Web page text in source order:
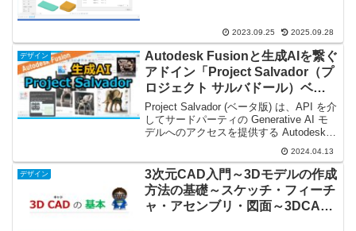
2023.09.25 2025.09.28
デザイン
Autodesk Fusionと生成AIを繋ぐ
アドイン「Project Salvador（プ
ロジェクト サルバドール）ベー
タ版」を使ってみた！
Project Salvador (ベータ版) は、API を介
してサードパーティの Generative AI モ
デルへのアクセスを提供する Autodesk
Fusion へのプラグイン機能です。 Fusion
2024.04.13
デザイン
3次元CAD入門～3Dモデルの作成
方法の基礎～スケッチ・フィーチ
ャ・アセンブリ・図面～3DCAD